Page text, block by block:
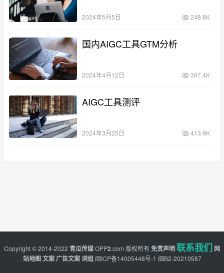
YouTube
数据 拉新
2024年5月5日 248.8K
国内AIGC工具GTM分析
2024年4月12日 397.4K
AIGC工具测评
2024年3月25日 413.9K
Copyright © 2014-2022 青瓜传媒OPP2.com 版权所有免责声明联系我们 网
站地图文案广告文案词组 闽ICP备14005448号-1 闽B2-20210587